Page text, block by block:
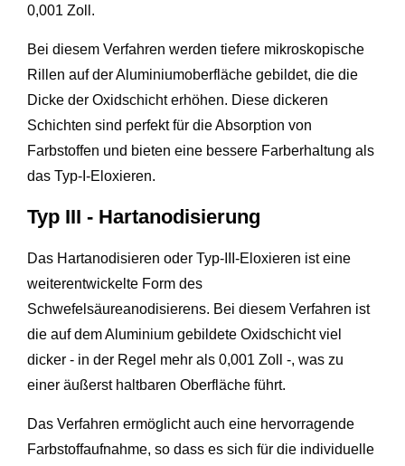
0,001 Zoll.
Bei diesem Verfahren werden tiefere mikroskopische
Rillen auf der Aluminiumoberfläche gebildet, die die
Dicke der Oxidschicht erhöhen. Diese dickeren
Schichten sind perfekt für die Absorption von
Farbstoffen und bieten eine bessere Farberhaltung als
das Typ-I-Eloxieren.
Typ III - Hartanodisierung
Das Hartanodisieren oder Typ-III-Eloxieren ist eine
weiterentwickelte Form des
Schwefelsäureanodisierens. Bei diesem Verfahren ist
die auf dem Aluminium gebildete Oxidschicht viel
dicker - in der Regel mehr als 0,001 Zoll -, was zu
einer äußerst haltbaren Oberfläche führt.
Das Verfahren ermöglicht auch eine hervorragende
Farbstoffaufnahme, so dass es sich für die individuelle